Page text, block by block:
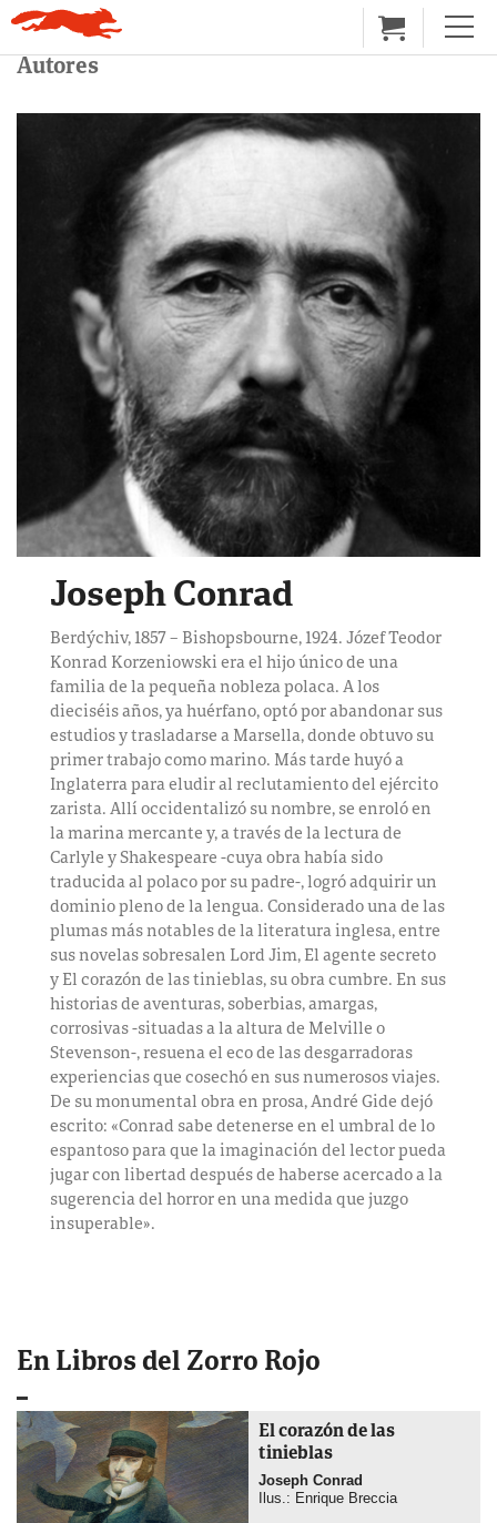
Autores
Joseph Conrad
Berdýchiv, 1857 – Bishopsbourne, 1924. Józef Teodor
Konrad Korzeniowski era el hijo único de una
familia de la pequeña nobleza polaca. A los
dieciséis años, ya huérfano, optó por abandonar sus
estudios y trasladarse a Marsella, donde obtuvo su
primer trabajo como marino. Más tarde huyó a
Inglaterra para eludir al reclutamiento del ejército
zarista. Allí occidentalizó su nombre, se enroló en
la marina mercante y, a través de la lectura de
Carlyle y Shakespeare -cuya obra había sido
traducida al polaco por su padre-, logró adquirir un
dominio pleno de la lengua. Considerado una de las
plumas más notables de la literatura inglesa, entre
sus novelas sobresalen Lord Jim, El agente secreto
y El corazón de las tinieblas, su obra cumbre. En sus
historias de aventuras, soberbias, amargas,
corrosivas -situadas a la altura de Melville o
Stevenson-, resuena el eco de las desgarradoras
experiencias que cosechó en sus numerosos viajes.
De su monumental obra en prosa, André Gide dejó
escrito: «Conrad sabe detenerse en el umbral de lo
espantoso para que la imaginación del lector pueda
jugar con libertad después de haberse acercado a la
sugerencia del horror en una medida que juzgo
insuperable».
En Libros del Zorro Rojo
El corazón de las
tinieblas
Joseph Conrad
Ilus.: Enrique Breccia